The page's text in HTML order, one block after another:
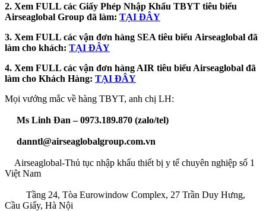
2. Xem FULL các Giấy Phép Nhập Khẩu TBYT tiêu biểu
Airseaglobal Group đã làm: TẠI ĐÂY
3. Xem FULL các vận đơn hàng SEA tiêu biểu Airseaglobal đã
làm cho khách: TẠI ĐÂY
4. Xem FULL các vận đơn hàng AIR tiêu biểu Airseaglobal đã
làm cho Khách Hàng: TẠI ĐÂY
Mọi vướng mắc về hàng TBYT, anh chị LH:
Ms Linh Đan – 0973.189.870 (zalo/tel)
danntl@airseaglobalgroup.com.vn
Airseaglobal-Thủ tục nhập khẩu thiết bị y tế chuyên nghiệp số 1
Việt Nam
Tầng 24, Tòa Eurowindow Complex, 27 Trần Duy Hưng,
Cầu Giấy, Hà Nội